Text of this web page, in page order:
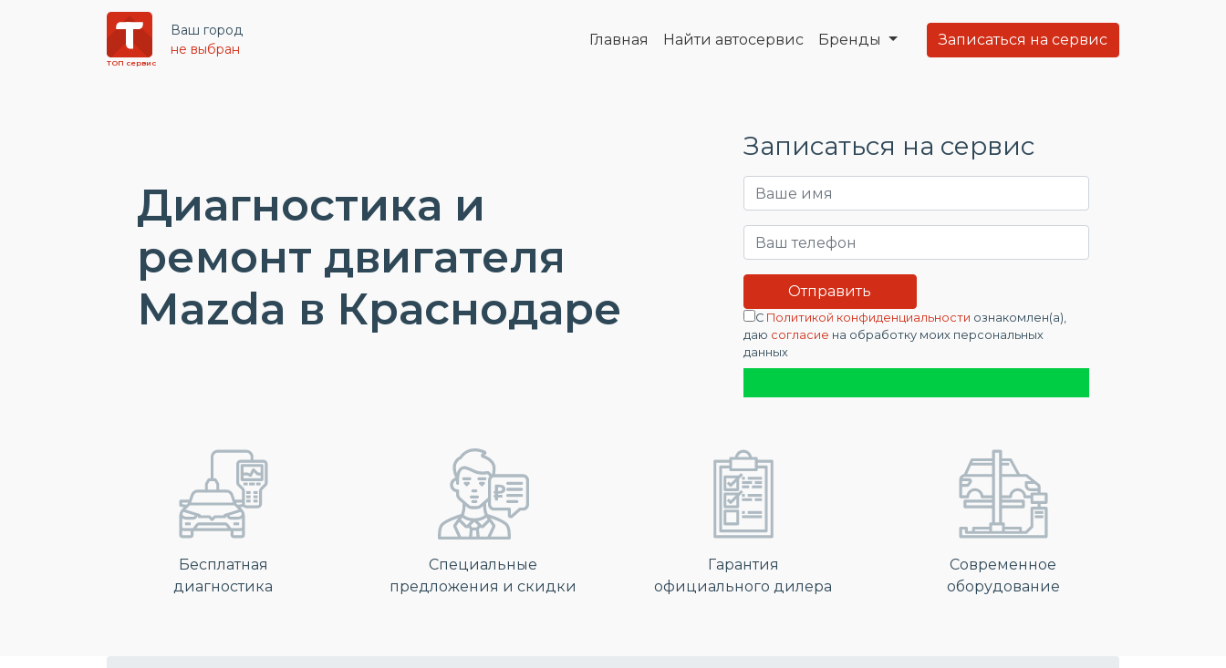
ТОП сервис
Ваш город
не выбран
Главная Найти автосервис Бренды Записаться на сервис
Диагностика и
ремонт двигателя
Mazda в Краснодаре
Записаться на сервис
С Политикой конфиденциальности ознакомлен(а),
даю согласие на обработку моих персональных
данных
Бесплатная
диагностика
Специальные
предложения и скидки
Гарантия
официального дилера
Современное
оборудование